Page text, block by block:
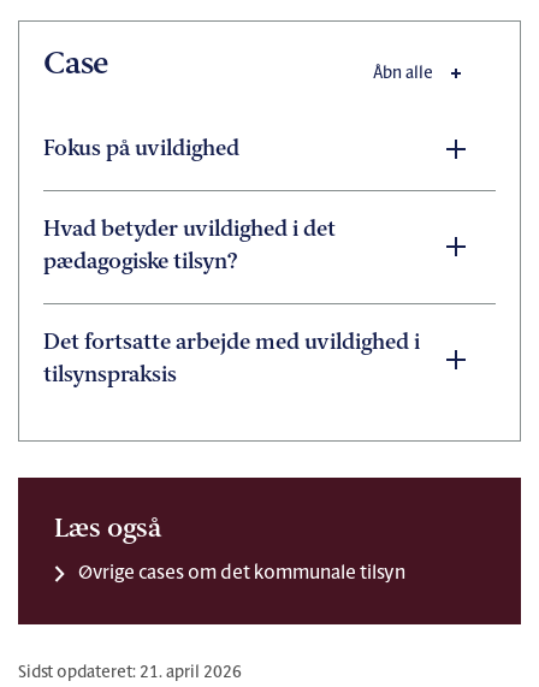
Case Åbn alle
Fokus på uvildighed
Hvad betyder uvildighed i det
pædagogiske tilsyn?
Det fortsatte arbejde med uvildighed i
tilsynspraksis
Læs også
Øvrige cases om det kommunale tilsyn
Sidst opdateret: 21. april 2026